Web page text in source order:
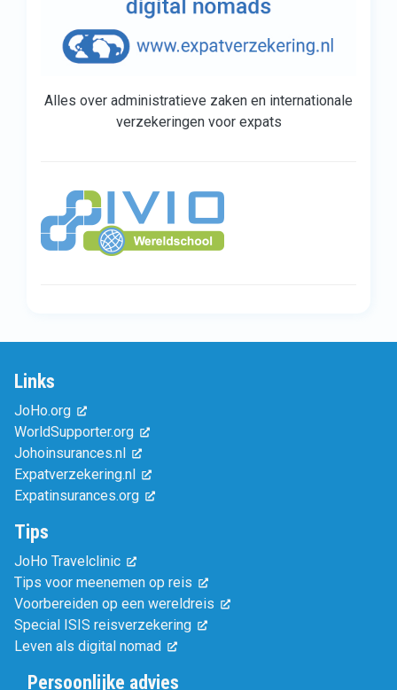
Alles over administratieve zaken en internationale
verzekeringen voor expats
Links
JoHo.org
WorldSupporter.org
Johoinsurances.nl
Expatverzekering.nl
Expatinsurances.org
Tips
JoHo Travelclinic
Tips voor meenemen op reis
Voorbereiden op een wereldreis
Special ISIS reisverzekering
Leven als digital nomad
Persoonlijke advies